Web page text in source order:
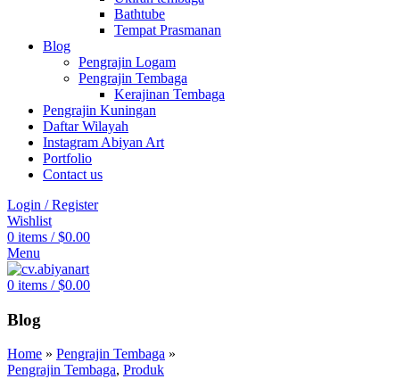
Bathtube
Tempat Prasmanan
Blog
Pengrajin Logam
Pengrajin Tembaga
Kerajinan Tembaga
Pengrajin Kuningan
Daftar Wilayah
Instagram Abiyan Art
Portfolio
Contact us
Login / Register
Wishlist
0 items / $0.00
Menu
0 items / $0.00
Blog
Home » Pengrajin Tembaga »
Pengrajin Tembaga, Produk